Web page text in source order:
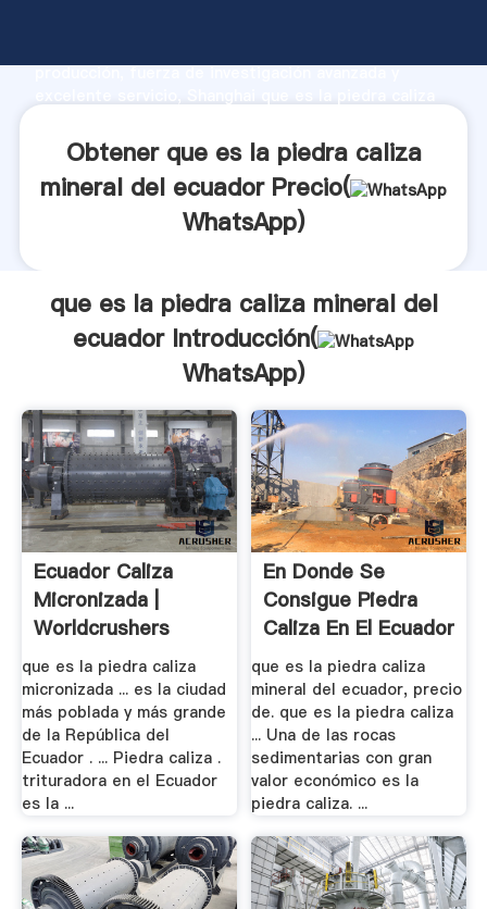
producción, fuerza de investigación avanzada y
valores a todos los clientes.
Obtener que es la piedra caliza
mineral del ecuador Precio(
WhatsApp)
que es la piedra caliza mineral del
ecuador Introducción(
WhatsApp)
Ecuador Caliza
Micronizada |
Worldcrushers
que es la piedra caliza
micronizada ... es la ciudad
más poblada y más grande
de la República del
Ecuador . ... Piedra caliza .
trituradora en el Ecuador
es la ...
En Donde Se
Consigue Piedra
Caliza En El Ecuador
que es la piedra caliza
mineral del ecuador, precio
de. que es la piedra caliza
... Una de las rocas
sedimentarias con gran
valor económico es la
piedra caliza. ...